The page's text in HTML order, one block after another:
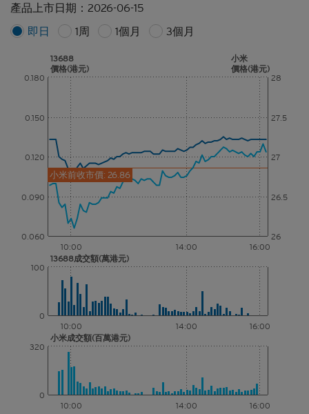
產品上市日期： 2026-06-15
即日
1周 1個月 3個月
13688
價格(港元)
小米
價格(港元)
13688成交額(萬港元)
小米成交額(百萬港元)
10:00 14:00 16:00
10:00 14:00 16:00
10:00 14:00 16:00
0.060
0.090
0.120
0.150
0.180
26
26.5
27
27.5
28
0
100
0
320
小米前收市價: 26.86